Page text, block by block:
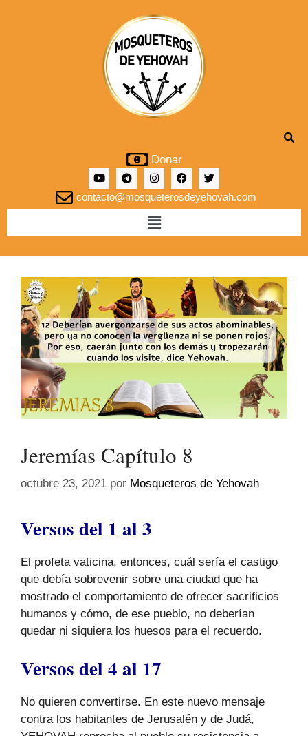
Donar
contacto@mosqueterosdeyehovah.com
Jeremías Capítulo 8
octubre 23, 2021 por Mosqueteros de Yehovah
Versos del 1 al 3
El profeta vaticina, entonces, cuál sería el castigo
que debía sobrevenir sobre una ciudad que ha
mostrado el comportamiento de ofrecer sacrificios
humanos y cómo, de ese pueblo, no deberían
quedar ni siquiera los huesos para el recuerdo.
Versos del 4 al 17
No quieren convertirse. En este nuevo mensaje
contra los habitantes de Jerusalén y de Judá,